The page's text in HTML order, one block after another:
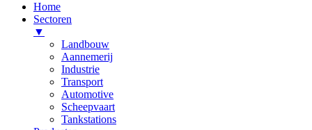
Home
Sectoren
▼
Landbouw
Aannemerij
Industrie
Transport
Automotive
Scheepvaart
Tankstations